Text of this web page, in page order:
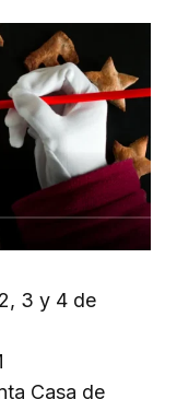
3 y 4 de
Casa de